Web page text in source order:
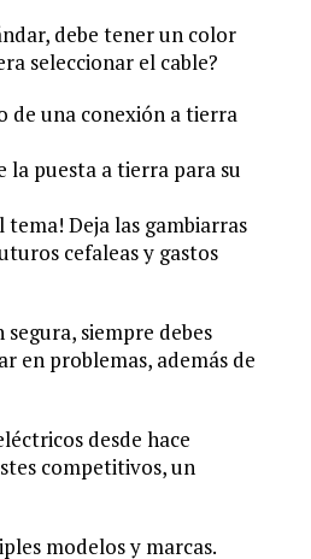
debe tener un color
seleccionar el cable?
de una conexión a tierra
la puesta a tierra para su
tema! Deja las gambiarras
cefaleas y gastos
siempre debes
en problemas, además de
desde hace
competitivos, un
modelos y marcas.